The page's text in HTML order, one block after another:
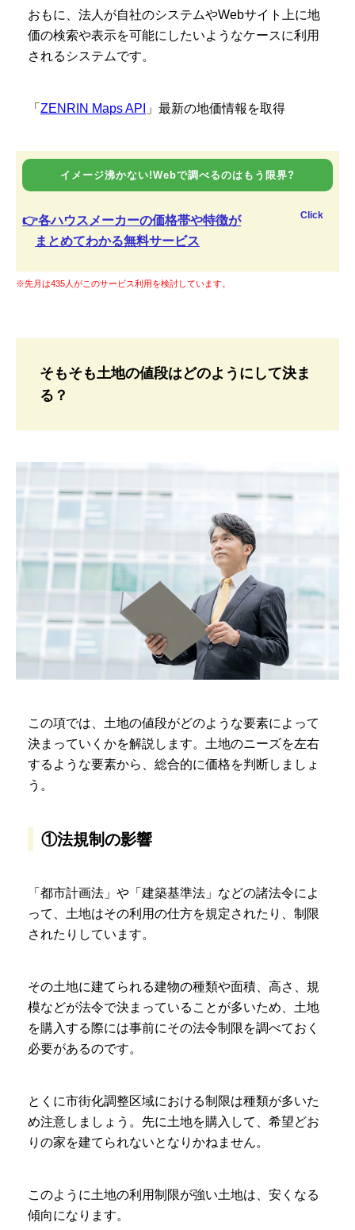
おもに、法人が自社のシステムやWebサイト上に地
価の検索や表示を可能にしたいようなケースに利用
されるシステムです。
「 ZENRIN Maps API 」最新の地価情報を取得
イメージ沸かない!Webで調べるのはもう限界?
👉各ハウスメーカーの価格帯や特徴が
まとめてわかる無料サービス
Click
※先月は435人がこのサービス利用を検討しています。
そもそも土地の値段はどのようにして決ま
る？
この項では、土地の値段がどのような要素によって
決まっていくかを解説します。土地のニーズを左右
するような要素から、総合的に価格を判断しましょ
う。
①法規制の影響
「都市計画法」や「建築基準法」などの諸法令によ
って、土地はその利用の仕方を規定されたり、制限
されたりしています。
その土地に建てられる建物の種類や面積、高さ、規
模などが法令で決まっていることが多いため、土地
を購入する際には事前にその法令制限を調べておく
必要があるのです。
とくに市街化調整区域における制限は種類が多いた
め注意しましょう。先に土地を購入して、希望どお
りの家を建てられないとなりかねません。
このように土地の利用制限が強い土地は、安くなる
傾向になります。